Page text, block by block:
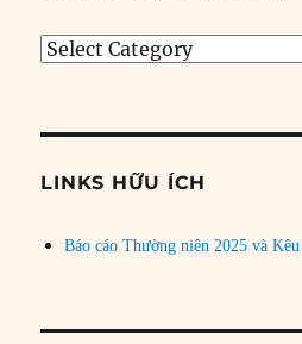
Tìm
đề
LINKS HỮU ÍCH
Báo cáo Thường niên 2025 và